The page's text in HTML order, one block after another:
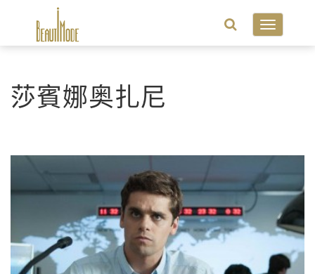
Toggle
莎賓娜奥扎尼